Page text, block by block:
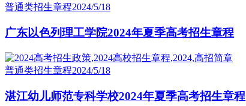
普通类招生章程2024/5/18
广东以色列理工学院2024年夏季高考招生章程
普通类招生章程2024/5/18
湛江幼儿师范专科学校2024年夏季高考招生章程